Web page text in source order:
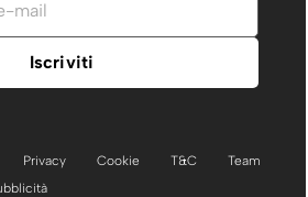
Privacy Cookie T&C
Team